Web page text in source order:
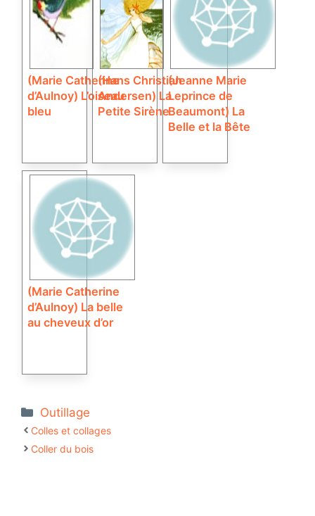
(Marie Catherine
d’Aulnoy) L’oiseau
bleu
(Hans Christian
Andersen) La
Petite Sirène
(Jeanne Marie
Leprince de
Beaumont) La
Belle et la Bête
(Marie Catherine
d’Aulnoy) La belle
au cheveux d’or
Catégories
Outillage
Colles et collages
Coller du bois